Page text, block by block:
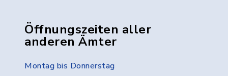
Öffnungszeiten aller
anderen Ämter
Montag bis Donnerstag